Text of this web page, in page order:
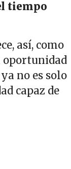
tiempo
así, como
oportunidad
no es solo
capaz de